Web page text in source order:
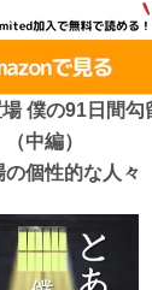
僕の91日間勾
（中編）
の個性的な人々